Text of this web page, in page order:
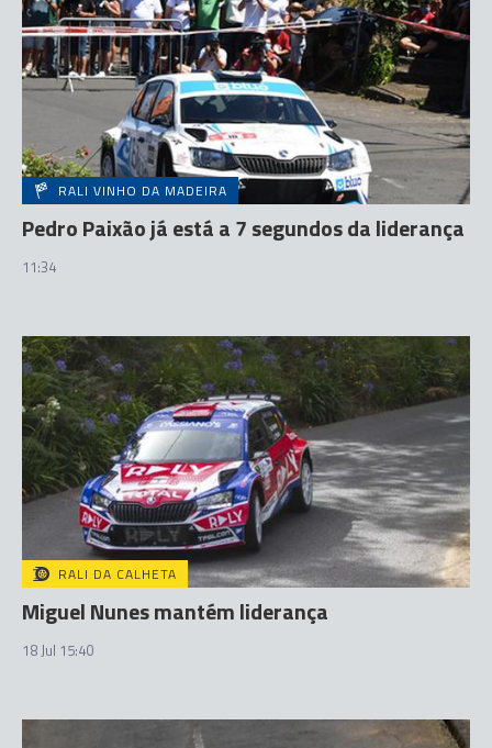
RALI VINHO DA MADEIRA
Pedro Paixão já está a 7 segundos da liderança
11:34
RALI DA CALHETA
Miguel Nunes mantém liderança
18 Jul 15:40